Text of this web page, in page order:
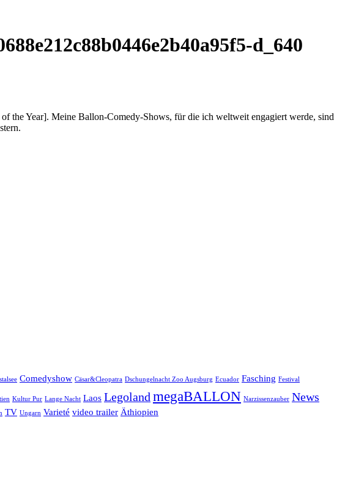
d_640
the Year]. Meine Ballon-Comedy-Shows, für die ich weltweit engagiert werde, sind
Comedyshow Cäsar&Cleopatra Dschungelnacht Zoo Augsburg Ecuador Fasching Festival
Kultur Pur Lange Nacht Laos Legoland megaBALLON Narzissenzauber News
TV Ungarn Varieté video trailer Äthiopien